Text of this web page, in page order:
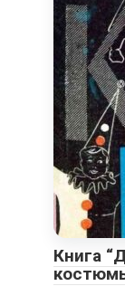
Книга